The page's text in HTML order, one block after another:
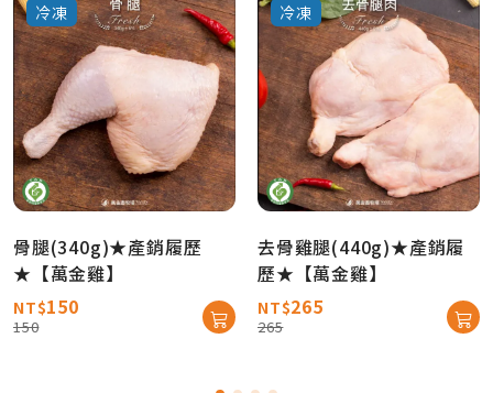
冷凍
骨腿(340g)★產銷履歷
★【萬金雞】
NT$150
150
冷凍
去骨雞腿(440g)★產銷履
歷★【萬金雞】
NT$265
265